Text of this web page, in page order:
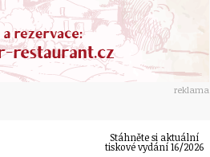
reklama
Stáhněte si aktuální
tiskové vydání 16/2026